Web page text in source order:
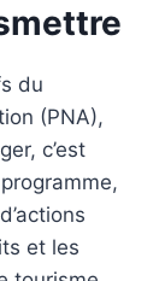
du
(PNA),
c’est
et les